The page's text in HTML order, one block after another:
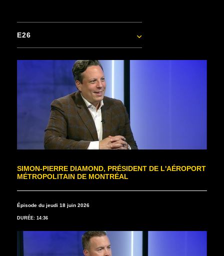
E26
SIMON-PIERRE DIAMOND, PRÉSIDENT DE L'AÉROPORT
MÉTROPOLITAIN DE MONTRÉAL
Épisode du jeudi 18 juin 2026
DURÉE: 14:36